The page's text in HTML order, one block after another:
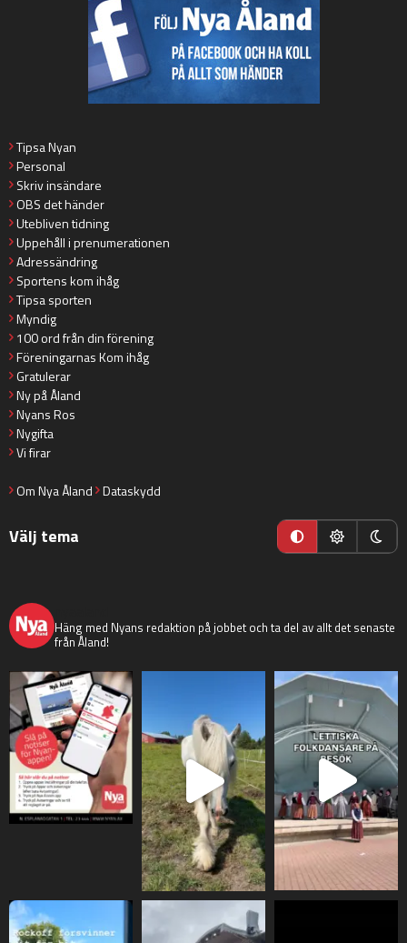
Tipsa Nyan
Personal
Skriv insändare
OBS det händer
Utebliven tidning
Uppehåll i prenumerationen
Adressändring
Sportens kom ihåg
Tipsa sporten
Myndig
100 ord från din förening
Föreningarnas Kom ihåg
Gratulerar
Ny på Åland
Nyans Ros
Nygifta
Vi firar
Om Nya Åland Dataskydd
Välj tema
Häng med Nyans redaktion på jobbet och ta del av allt det senaste
från Åland!